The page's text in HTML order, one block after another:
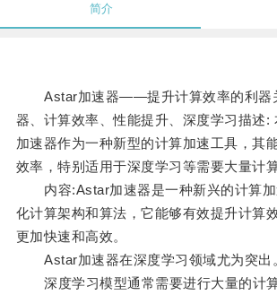
简介
Astar加速器——提升计算效率的利器
器、计算效率、性能提升、深度学习描述:
加速器作为一种新型的计算加速工具，其
效率，特别适用于深度学习等需要大量计
内容:Astar加速器是一种新兴的计算加
化计算架构和算法，它能够有效提升计算
更加快速和高效。
Astar加速器在深度学习领域尤为突出
深度学习模型通常需要进行大量的计